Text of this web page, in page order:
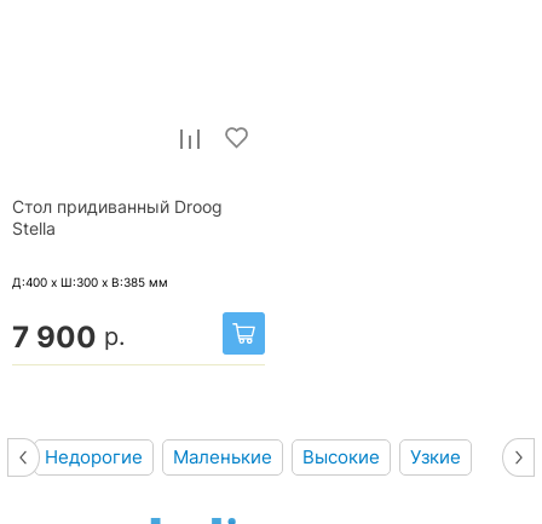
Стол придиванный Droog
Stella
Д:400 x Ш:300 x В:385 мм
7 900 р.
Недорогие Маленькие Высокие Узкие